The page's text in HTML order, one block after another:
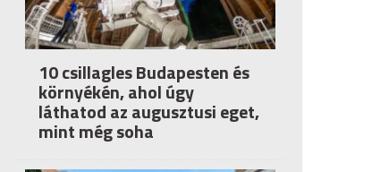
10 csillagles Budapesten és
környékén, ahol úgy
láthatod az augusztusi eget,
mint még soha